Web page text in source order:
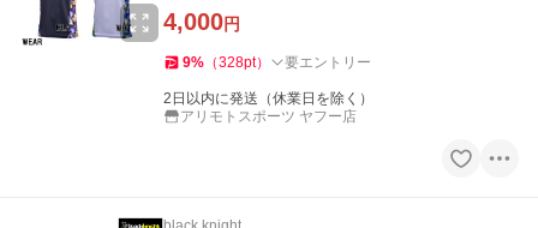
4,000円
9% （328pt） 要エントリー
2日以内に発送（休業日を除く）
アリモトスポーツ ヤフー店